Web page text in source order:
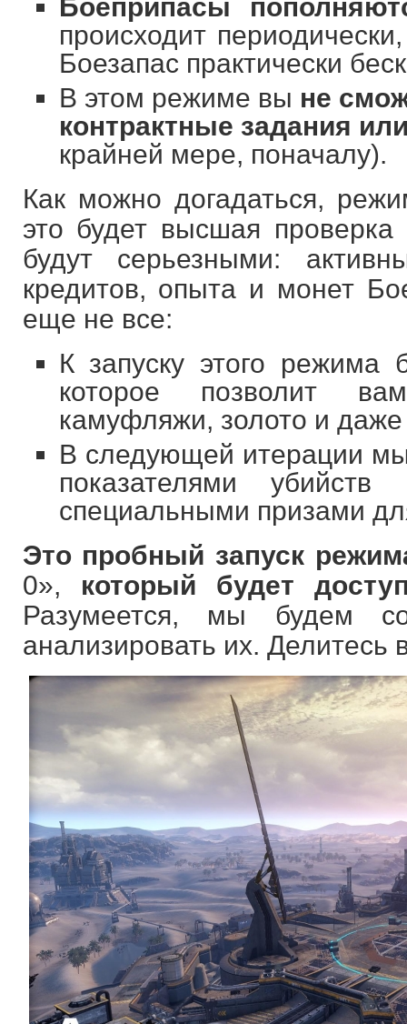
Боеприпасы
происходит
Боезапас практически
В этом режиме вы не
контрактные задания
крайней мере, поначалу).
Как можно догадаться,
это будет высшая
будут серьезными:
кредитов, опыта и монет
еще не все:
К запуску этого режима
которое позволит
камуфляжи, золото и
В следующей итерации
показателями
специальными призами
Это пробный запуск
0», который будет
Разумеется, мы будем
анализировать их.